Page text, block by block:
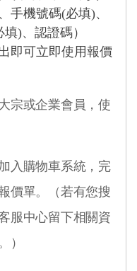
手機號碼(必填)、
)、認證碼）
即可立即使用報價
宗或企業會員，使
入購物車系統，完
價單。（若有您搜
服中心留下相關資
）